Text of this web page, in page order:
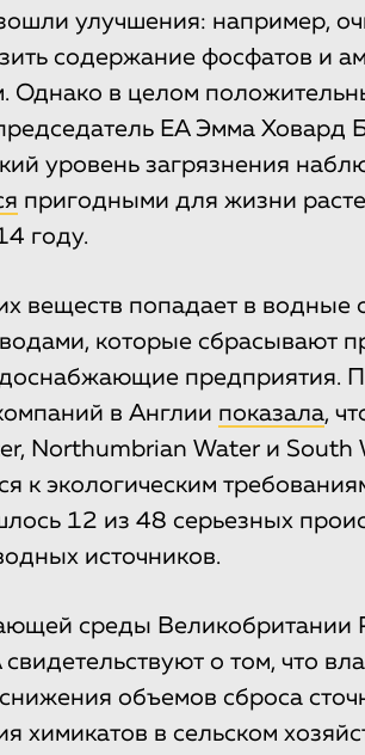
улучшения: например,
содержание фосфатов и
Однако в целом
EA Эмма Ховард
уровень загрязнения
пригодными для жизни
году.
веществ попадает в водные
которые сбрасывают
предприятия.
в Англии показала,
Northumbrian Water и South
к экологическим
12 из 48 серьезных
источников.
среды Великобритании
о том, что
объемов сброса
химикатов в сельском